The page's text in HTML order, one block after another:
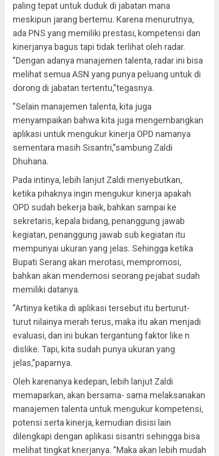
paling tepat untuk duduk di jabatan mana
meskipun jarang bertemu. Karena menurutnya,
ada PNS yang memiliki prestasi, kompetensi dan
kinerjanya bagus tapi tidak terlihat oleh radar.
”Dengan adanya manajemen talenta, radar ini bisa
melihat semua ASN yang punya peluang untuk di
dorong di jabatan tertentu,”tegasnya.
”Selain manajemen talenta, kita juga
menyampaikan bahwa kita juga mengembangkan
aplikasi untuk mengukur kinerja OPD namanya
sementara masih Sisantri,”sambung Zaldi
Dhuhana.
Pada intinya, lebih lanjut Zaldi menyebutkan,
ketika pihaknya ingin mengukur kinerja apakah
OPD sudah bekerja baik, bahkan sampai ke
sekretaris, kepala bidang, penanggung jawab
kegiatan, penanggung jawab sub kegiatan itu
mempunyai ukuran yang jelas. Sehingga ketika
Bupati Serang akan merotasi, mempromosi,
bahkan akan mendemosi seorang pejabat sudah
memiliki datanya.
”Artinya ketika di aplikasi tersebut itu berturut-
turut nilainya merah terus, maka itu akan menjadi
evaluasi, dan ini bukan tergantung faktor like n
dislike. Tapi, kita sudah punya ukuran yang
jelas,”paparnya.
Oleh karenanya kedepan, lebih lanjut Zaldi
memaparkan, akan bersama- sama melaksanakan
manajemen talenta untuk mengukur kompetensi,
potensi serta kinerja, kemudian disisi lain
dilengkapi dengan aplikasi sisantri sehingga bisa
melihat tingkat knerjanya. ”Maka akan lebih mudah